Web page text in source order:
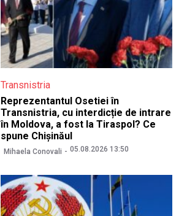
Transnistria
Reprezentantul Osetiei în
Transnistria, cu interdicție de intrare
în Moldova, a fost la Tiraspol? Ce
spune Chișinăul
Mihaela Conovali 05.08.2026 13:50